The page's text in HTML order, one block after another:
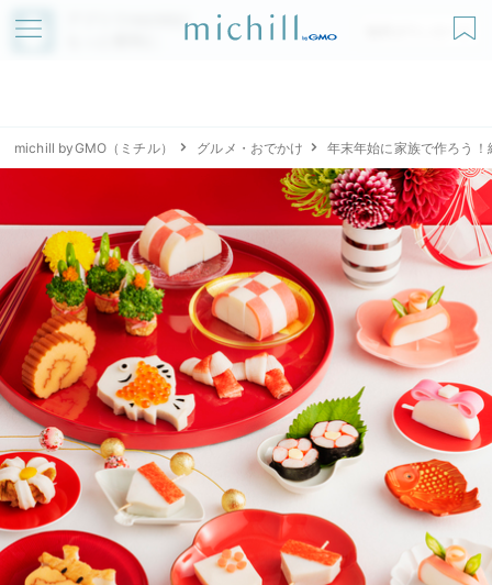
アプリでmichillが
無料ダウンロード
michill byGMO（ミチル） グルメ・おでかけ 年末年始に家族で作ろう